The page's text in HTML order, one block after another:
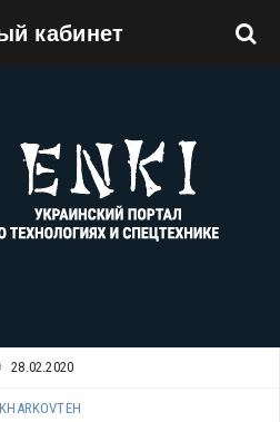
кабинет
28.02.2020
KHARKOVTEH